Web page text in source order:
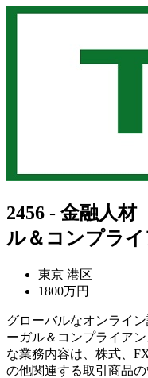
2456 - 金融人
ル＆コンプラ
東京 港区
1800万円
グローバルなオンライ
ーガル＆コンプライア
な業務内容は、株式、
の他関連する取引商品